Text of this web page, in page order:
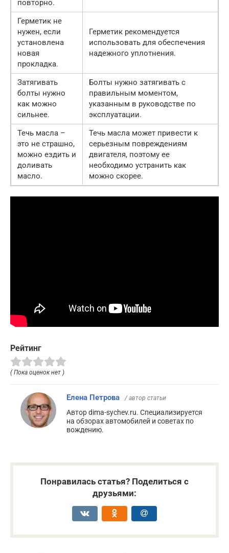
повторно.
Герметик не
нужен, если
установлена
новая
прокладка.
Герметик рекомендуется
использовать для обеспечения
надежного уплотнения.
Затягивать
болты нужно
как можно
сильнее.
Болты нужно затягивать с
правильным моментом,
указанным в руководстве по
эксплуатации.
Течь масла –
это не страшно,
можно ездить и
доливать
масло.
Течь масла может привести к
серьезным повреждениям
двигателя, поэтому ее
необходимо устранить как
можно скорее.
Рейтинг
( Пока оценок нет )
Елена Петрова / автор статьи
Автор dima-sychev.ru. Специализируется
на обзорах автомобилей и советах по
вождению.
Понравилась статья? Поделиться с
друзьями: